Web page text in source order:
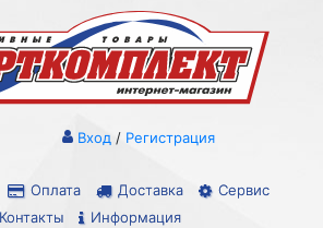
Оплата Доставка
Сервис
Контакты
Информация
Вход / Регистрация